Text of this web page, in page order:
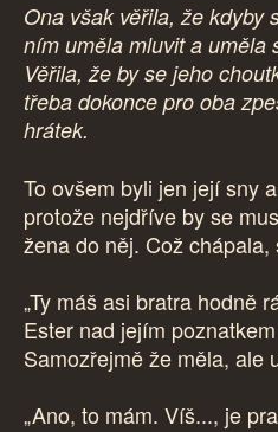
Ona však věřila, že kdyby
ním uměla mluvit a uměla
Věřila, že by se jeho
třeba dokonce pro oba
hrátek.
To ovšem byli jen její sny
protože nejdříve by se
žena do něj. Což
„Ty máš asi bratra hodně
Ester nad jejím
Samozřejmě že měla, ale
„Ano, to mám. Víš..., je